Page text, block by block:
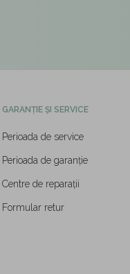
GARANȚIE ȘI SERVICE
Perioada de service
Perioada de garanție
Centre de reparații
Formular retur